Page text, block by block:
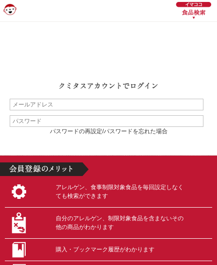
パスワードの再設定/パスワードを忘れた場合
アレルゲン、食事制限対象食品を毎回設定しなく
ても検索ができます
自分のアレルゲン、制限対象食品を含まないその
他の商品がわかります
購入・ブックマーク履歴がわかります